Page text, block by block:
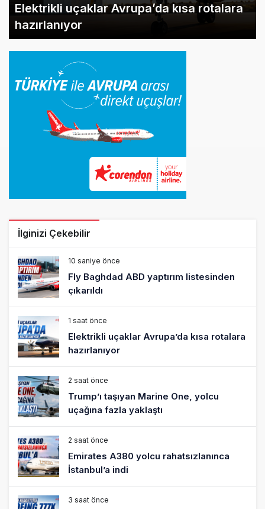
Elektrikli uçaklar Avrupa’da kısa rotalara
hazırlanıyor
İlginizi Çekebilir
10 saniye önce
Fly Baghdad ABD yaptırım listesinden
çıkarıldı
1 saat önce
Elektrikli uçaklar Avrupa’da kısa rotalara
hazırlanıyor
2 saat önce
Trump’ı taşıyan Marine One, yolcu
uçağına fazla yaklaştı
2 saat önce
Emirates A380 yolcu rahatsızlanınca
İstanbul’a indi
3 saat önce